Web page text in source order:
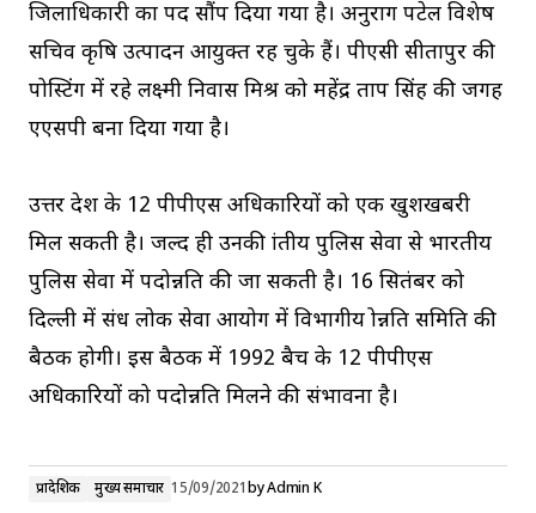
जिलाधिकारी का पद सौंप दिया गया है। अनुराग पटेल विशेष
सचिव कृषि उत्पादन आयुक्त रह चुके हैं। पीएसी सीतापुर की
पोस्टिंग में रहे लक्ष्मी निवास मिश्र को महेंद्र प्रताप सिंह की जगह
एएसपी बना दिया गया है।
उत्तर प्रदेश के 12 पीपीएस अधिकारियों को एक खुशखबरी
मिल सकती है। जल्द ही उनकी प्रांतीय पुलिस सेवा से भारतीय
पुलिस सेवा में पदोन्नति की जा सकती है। 16 सितंबर को
दिल्ली में संध लोक सेवा आयोग में विभागीय प्रोन्नति समिति की
बैठक होगी। इस बैठक में 1992 बैच के 12 पीपीएस
अधिकारियों को पदोन्नति मिलने की संभावना है।
प्रादेशिक मुख्य समाचार 15/09/2021byAdmin K